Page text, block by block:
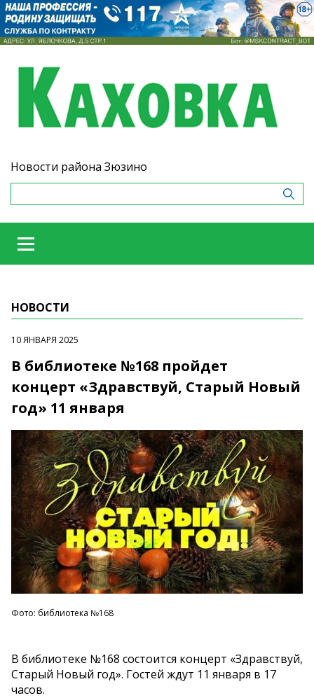
Новости района Зюзино
НОВОСТИ
10 ЯНВАРЯ 2025
В библиотеке №168 пройдет
концерт «Здравствуй, Старый Новый
год» 11 января
Фото: библиотека №168
В библиотеке №168 состоится концерт «Здравствуй,
Старый Новый год». Гостей ждут 11 января в 17
часов.